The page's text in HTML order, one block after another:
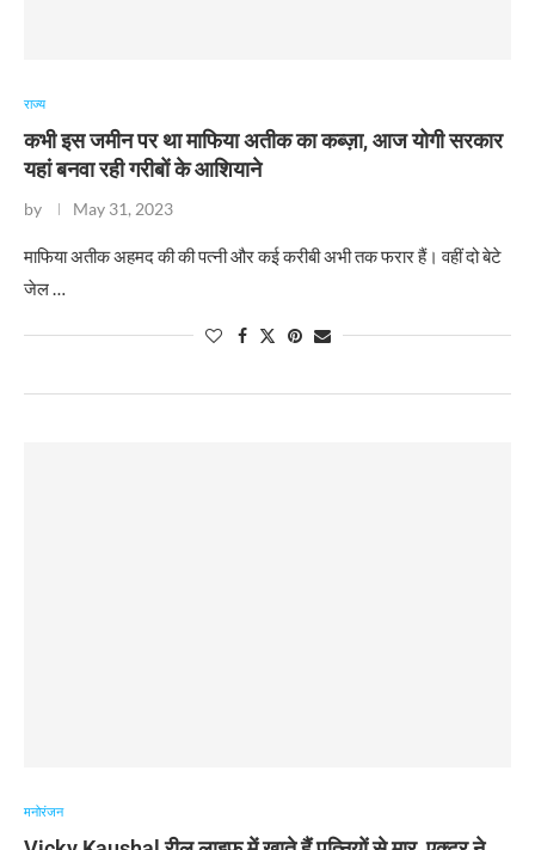
राज्य
कभी इस जमीन पर था माफिया अतीक का कब्ज़ा, आज योगी सरकार
यहां बनवा रही गरीबों के आशियाने
by May 31, 2023
​माफिया अतीक अहमद की की पत्नी और कई करीबी अभी तक फरार हैं। वहीं दो बेटे
जेल …
मनोरंजन